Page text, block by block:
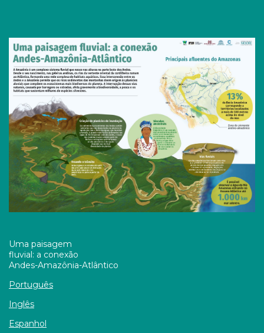
Uma paisagem
fluvial: a conexão
Andes-Amazônia-Atlântico
Português
Inglês
Espanhol